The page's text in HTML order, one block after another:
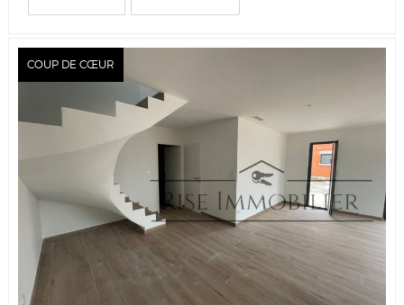
COUP DE CŒUR